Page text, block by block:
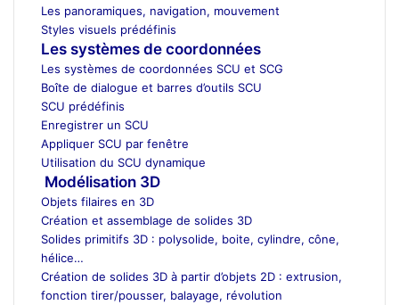
Les panoramiques, navigation, mouvement
Styles visuels prédéfinis
Les systèmes de coordonnées
Les systèmes de coordonnées SCU et SCG
Boîte de dialogue et barres d’outils SCU
SCU prédéfinis
Enregistrer un SCU
Appliquer SCU par fenêtre
Utilisation du SCU dynamique
Modélisation 3D
Objets filaires en 3D
Création et assemblage de solides 3D
Solides primitifs 3D : polysolide, boite, cylindre, cône,
hélice…
Création de solides 3D à partir d’objets 2D : extrusion,
fonction tirer/pousser, balayage, révolution